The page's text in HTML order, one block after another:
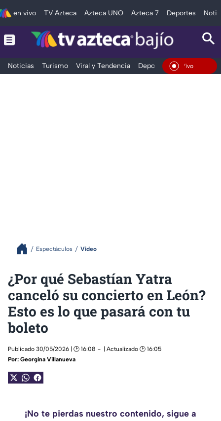
en vivo TV Azteca Azteca UNO Azteca 7 Deportes
Noticias Turismo Viral y Tendencia Deportes Espectáculos
En Vivo
Espectáculos Video
¿Por qué Sebastían Yatra
canceló su concierto en León?
Esto es lo que pasará con tu
boleto
Publicado 30/05/2026 | 🕑 16:08
| Actualizado 🕑 16:05
Por: Georgina Villanueva
¡No te pierdas nuestro contenido, sigue a